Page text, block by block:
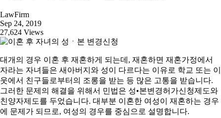
LawFirm
Sep 24, 2019
27,624 Views
대개의 경우 이혼 후 재혼하게 되는데, 재혼하면 재혼가정에서
자라는 자녀들은 새아버지와 성이 다르다는 이유로 학교 또는 이
웃에서 친구들로부터의 조롱을 받는 등 많은 고통을 받습니다.
그러한 문제의 해결을 위해서 민법은 성•본변경허가신청제도와
친양자제도를 두었습니다. 대부분 이혼한 여성이 재혼하는 경우
에 문제가 되므로, 여성의 경우를 중심으로 설명합니다.